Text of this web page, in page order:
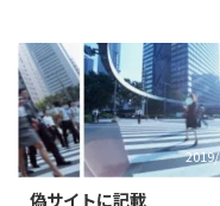
偽サイトに記載